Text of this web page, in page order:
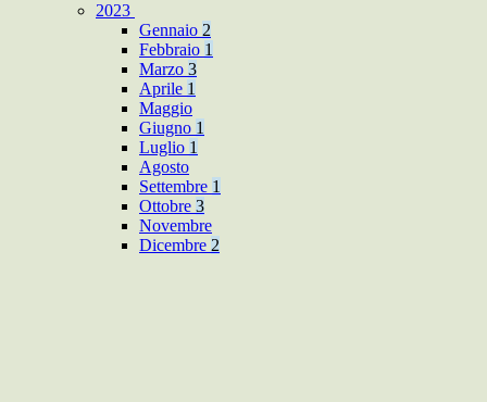
2023
Gennaio 2
Febbraio 1
Marzo 3
Aprile 1
Maggio
Giugno 1
Luglio 1
Agosto
Settembre 1
Ottobre 3
Novembre
Dicembre 2